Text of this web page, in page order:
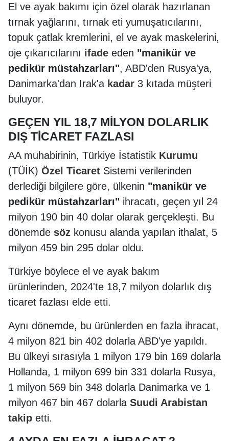
El ve ayak bakımı için özel olarak hazırlanan
tırnak yağlarını, tırnak eti yumuşatıcılarını,
topuk çatlak kremlerini, el ve ayak maskelerini,
oje çıkarıcılarını ifade eden "manikür ve
pedikür müstahzarları", ABD'den Rusya'ya,
Danimarka'dan Irak'a kadar 3 kıtada müşteri
buluyor.
GEÇEN YIL 18,7 MİLYON DOLARLIK
DIŞ TİCARET FAZLASI
AA muhabirinin, Türkiye İstatistik Kurumu
(TÜİK) Özel Ticaret Sistemi verilerinden
derlediği bilgilere göre, ülkenin "manikür ve
pedikür müstahzarları" ihracatı, geçen yıl 24
milyon 190 bin 40 dolar olarak gerçekleşti. Bu
dönemde söz konusu alanda yapılan ithalat, 5
milyon 459 bin 295 dolar oldu.
Türkiye böylece el ve ayak bakım
ürünlerinden, 2024'te 18,7 milyon dolarlık dış
ticaret fazlası elde etti.
Aynı dönemde, bu ürünlerden en fazla ihracat,
4 milyon 821 bin 402 dolarla ABD'ye yapıldı.
Bu ülkeyi sırasıyla 1 milyon 179 bin 169 dolarla
Hollanda, 1 milyon 699 bin 331 dolarla Rusya,
1 milyon 569 bin 348 dolarla Danimarka ve 1
milyon 467 bin 467 dolarla Suudi Arabistan
takip etti.